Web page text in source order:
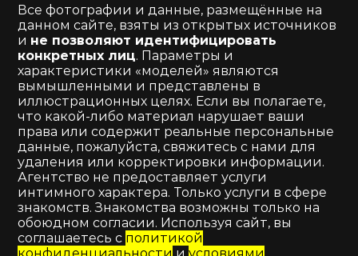
Все фотографии и данные, размещённые на
данном сайте, взяты из открытых источников
и не позволяют идентифицировать
конкретных лиц. Параметры и
характеристики «моделей» являются
вымышленными и представлены в
иллюстрационных целях. Если вы полагаете,
что какой-либо материал нарушает ваши
права или содержит реальные персональные
данные, пожалуйста, свяжитесь с нами для
удаления или корректировки информации.
Агентство не предоставляет услуги
интимного характера. Только услуги в сфере
знакомств. Знакомства возможны только на
обоюдном согласии. Используя сайт, вы
соглашаетесь с политикой